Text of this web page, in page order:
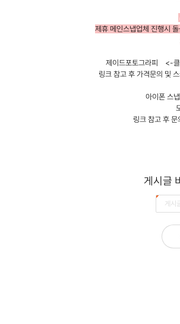
제휴 메인스냅업체 진행시
제이드포토그라피
<-클
링크 참고 후 가격문의 및
아이폰 스
링크 참고 후
게시글